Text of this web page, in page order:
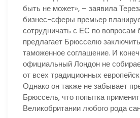
быть не может», – заявила
бизнес-сферы премьер
сотрудничать с ЕС по вопросам
предлагает Брюсселю
таможенное соглашение. И
официальный Лондон не
от всех традиционных
Однако он также не забывает
Брюссель, что попытка
Великобритании любого рода